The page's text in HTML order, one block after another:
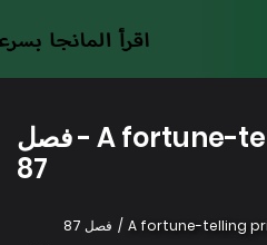
A fortune-telling princess - فصل
87
A fortune-telling فصل 87